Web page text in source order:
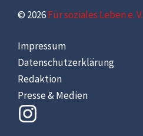
© 2026Für soziales Leben e. V.
Impressum
Datenschutzerklärung
Redaktion
Presse & Medien